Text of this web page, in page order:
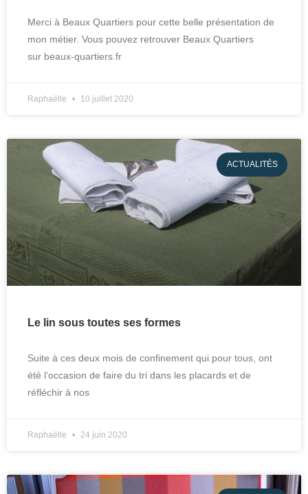
Merci à Beaux Quartiers pour cette belle présentation de
mon métier. Vous pouvez retrouver Beaux Quartiers
sur beaux-quartiers.fr
Raphaëlle 10 juillet 2020
ACTUALITÉS
Le lin sous toutes ses formes
Suite à ces deux mois de confinement qui pour tous, ont
été l’occasion de faire du tri dans les placards et de
réfléchir à nos
Raphaëlle 24 juin 2020